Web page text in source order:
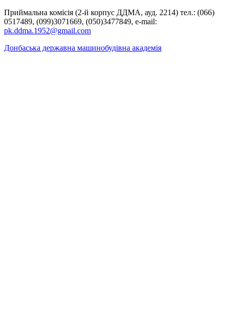
Приймальна комісія (2-й корпус ДДМА, ауд. 2214) тел.: (066)
0517489, (099)3071669, (050)3477849, e-mail:
pk.ddma.1952@gmail.com
Донбаська державна машинобудівна академія